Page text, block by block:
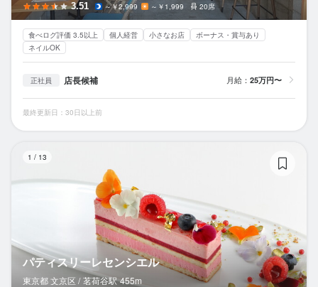
3.51 ～￥2,999 ～￥1,999 20席
食べログ評価 3.5以上 個人経営 小さなお店
ボーナス・賞与あり
ネイルOK
正社員 店長候補 月給： 25万円〜
最終更新日：30日以上前
1 / 13
パティスリーレセンシエル
東京都 文京区 / 茗荷谷駅 455m